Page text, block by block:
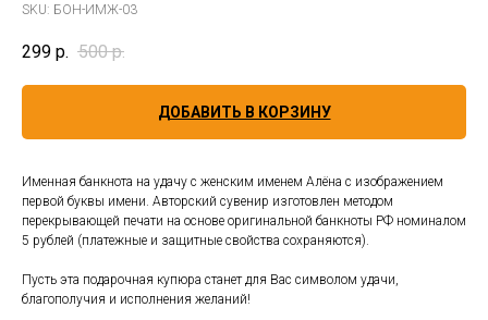
SKU: БОН-ИМЖ-03
299 р. 500 р.
ДОБАВИТЬ В КОРЗИНУ
Именная банкнота на удачу с женским именем Алёна с изображением
первой буквы имени. Авторский сувенир изготовлен методом
перекрывающей печати на основе оригинальной банкноты РФ номиналом
5 рублей (платежные и защитные свойства сохраняются).
Пусть эта подарочная купюра станет для Вас символом удачи,
благополучия и исполнения желаний!